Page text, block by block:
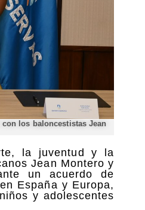
los baloncestistas Jean
la juventud y la
Jean Montero y
un acuerdo de
España y Europa,
y adolescentes